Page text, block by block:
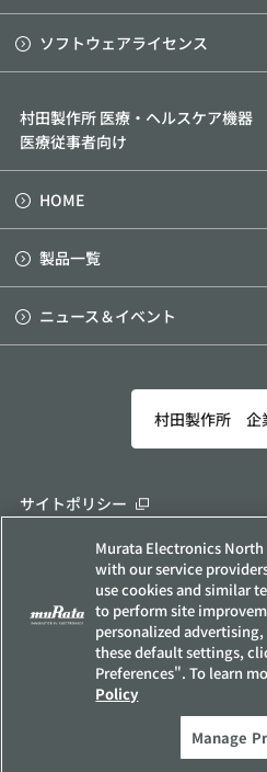
ソフトウェアライセンス
村田製作所 医療・ヘルスケア機器
医療従事者向け
HOME
製品一覧
ニュース＆イベント
村田製作所 企
サイトポリシー
ソーシャルメディアポリシー
個人情報保護方針
お客様の個人情報の取り扱いにつ
他社所有商標について
サイトマップ
Murata Electronics
with our service
use cookies and similar
to perform site
personalized
these default settings,
Preferences". To learn
Policy
Manage